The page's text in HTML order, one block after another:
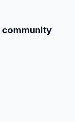
community